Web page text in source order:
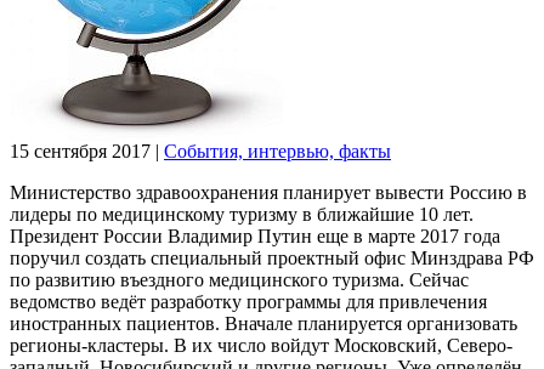
15 сентября 2017 | События, интервью, факты
Министерство здравоохранения планирует вывести Россию в
лидеры по медицинскому туризму в ближайшие 10 лет.
Президент России Владимир Путин еще в марте 2017 года
поручил создать специальный проектный офис Минздрава РФ
по развитию въездного медицинского туризма. Сейчас
ведомство ведёт разработку программы для привлечения
иностранных пациентов. Вначале планируется организовать
регионы-кластеры. В их число войдут Московский, Северо-